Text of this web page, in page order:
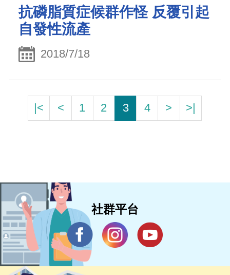
抗磷脂質症候群作怪 反覆引起
自發性流產
2018/7/18
|< < 1 2 3 4 > >|
社群平台